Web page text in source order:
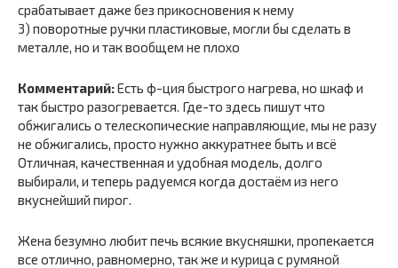
срабатывает даже без прикосновения к нему
3) поворотные ручки пластиковые, могли бы сделать в
металле, но и так вообщем не плохо
Комментарий:Есть ф-ция быстрого нагрева, но шкаф и
так быстро разогревается. Где-то здесь пишут что
обжигались о телескопические направляющие, мы не разу
не обжигались, просто нужно аккуратнее быть и всё
Отличная, качественная и удобная модель, долго
выбирали, и теперь радуемся когда достаём из него
вкуснейший пирог.
Жена безумно любит печь всякие вкусняшки, пропекается
все отлично, равномерно, так же и курица с румяной